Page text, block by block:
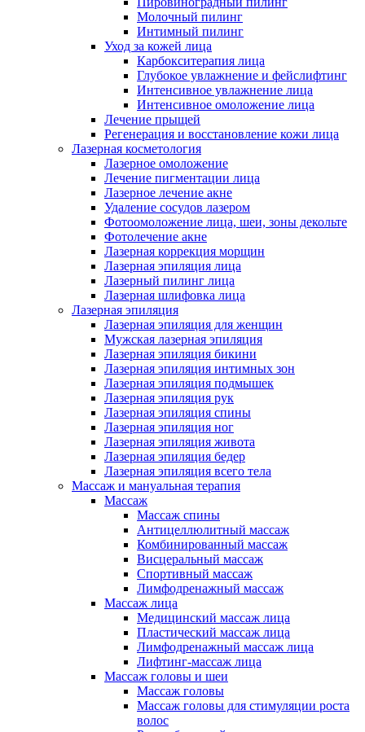
Молочный пилинг
Интимный пилинг
Уход за кожей лица
Карбокситерапия лица
Глубокое увлажнение и фейслифтинг
Интенсивное увлажнение лица
Интенсивное омоложение лица
Лечение прыщей
Регенерация и восстановление кожи лица
Лазерная косметология
Лазерное омоложение
Лечение пигментации лица
Лазерное лечение акне
Удаление сосудов лазером
Фотоомоложение лица, шеи, зоны декольте
Фотолечение акне
Лазерная коррекция морщин
Лазерная эпиляция лица
Лазерный пилинг лица
Лазерная шлифовка лица
Лазерная эпиляция
Лазерная эпиляция для женщин
Мужская лазерная эпиляция
Лазерная эпиляция бикини
Лазерная эпиляция интимных зон
Лазерная эпиляция подмышек
Лазерная эпиляция рук
Лазерная эпиляция спины
Лазерная эпиляция ног
Лазерная эпиляция живота
Лазерная эпиляция бедер
Лазерная эпиляция всего тела
Массаж и мануальная терапия
Массаж
Массаж спины
Антицеллюлитный массаж
Комбинированный массаж
Висцеральный массаж
Спортивный массаж
Лимфодренажный массаж
Массаж лица
Медицинский массаж лица
Пластический массаж лица
Лимфодренажный массаж лица
Лифтинг-массаж лица
Массаж головы и шеи
Массаж головы
Массаж головы для стимуляции роста
волос